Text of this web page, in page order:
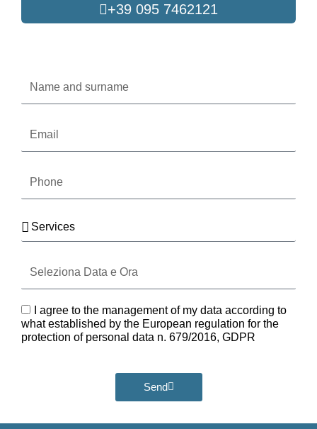
+39 095 7462121
and
surname
Services
Data
e
GDPRI agree to the management of my data according to
what established by the European regulation for the
protection of personal data n. 679/2016, GDPR
Send